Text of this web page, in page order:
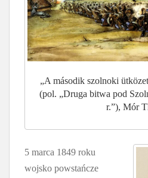
„A második szolnoki
(pol. „Druga bitwa pod
r.”), Mór
5 marca 1849 roku
wojsko powstańcze